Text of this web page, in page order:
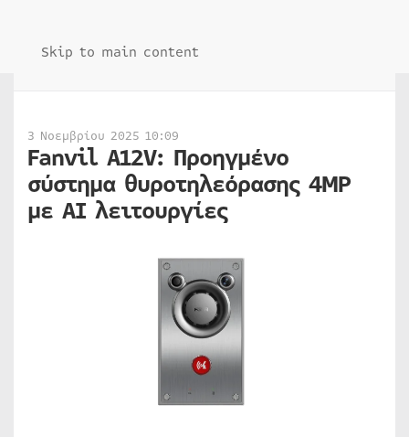
Skip to main content
3 Νοεμβρίου 2025 10:09
Fanvil A12V: Προηγμένο
σύστημα θυροτηλεόρασης 4MP
με ΑΙ λειτουργίες